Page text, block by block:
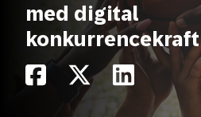
med digital
konkurrencekraft